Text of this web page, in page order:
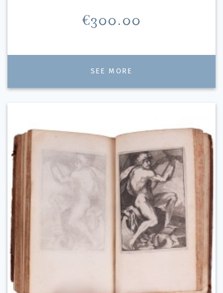
Price
€300.00
SEE MORE